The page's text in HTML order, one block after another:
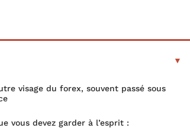
visage du forex, souvent passé sous
vous devez garder à l’esprit :